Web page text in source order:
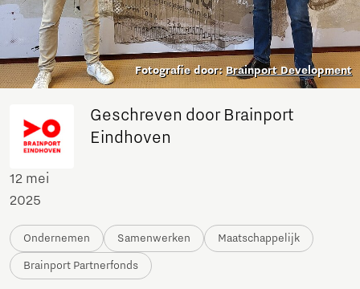
Fotografie door:Brainport Development
Geschreven door Brainport
Eindhoven
12 mei
2025
Ondernemen Samenwerken Maatschappelijk
Brainport Partnerfonds